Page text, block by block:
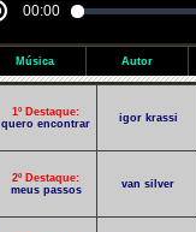
00:00
Música Autor
1º Destaque:
quero encontrar
igor krassi
2º Destaque:
meus passos
van silver